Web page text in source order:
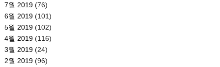
7월 2019(76)
6월 2019(101)
5월 2019(102)
4월 2019(116)
3월 2019(24)
2월 2019(96)